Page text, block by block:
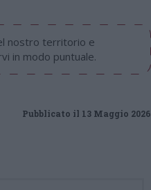
nostro territorio e
in modo puntuale.
Pubblicato il 13 Maggio 2026